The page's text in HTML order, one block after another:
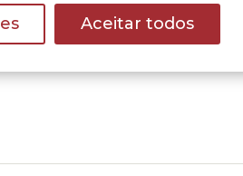
da literatura e de séries de
é de Graça, distinguida com
Aceitar todos